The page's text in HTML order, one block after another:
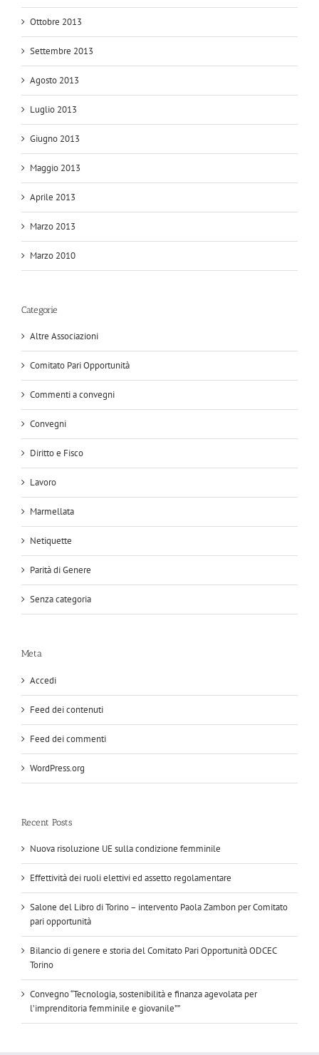
Ottobre 2013
Settembre 2013
Agosto 2013
Luglio 2013
Giugno 2013
Maggio 2013
Aprile 2013
Marzo 2013
Marzo 2010
Categorie
Altre Associazioni
Comitato Pari Opportunità
Commenti a convegni
Convegni
Diritto e Fisco
Lavoro
Marmellata
Netiquette
Parità di Genere
Senza categoria
Meta
Accedi
Feed dei contenuti
Feed dei commenti
WordPress.org
Recent Posts
Nuova risoluzione UE sulla condizione femminile
Effettività dei ruoli elettivi ed assetto regolamentare
Salone del Libro di Torino – intervento Paola Zambon per Comitato
pari opportunità
Bilancio di genere e storia del Comitato Pari Opportunità ODCEC
Torino
Convegno “Tecnologia, sostenibilità e finanza agevolata per
l’imprenditoria femminile e giovanile””